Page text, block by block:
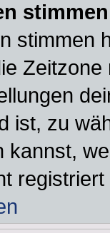
stimmen
ist, zu
kannst,